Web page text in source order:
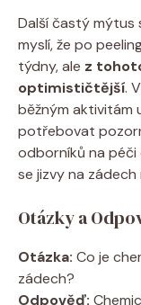
Další častý mýtus
myslí, že po
týdny, ale z
optimističtější.
běžným aktivitám
potřebovat
odborníků na
se jizvy na
Otázky a
Otázka: Co je
zádech?
Odpověď: